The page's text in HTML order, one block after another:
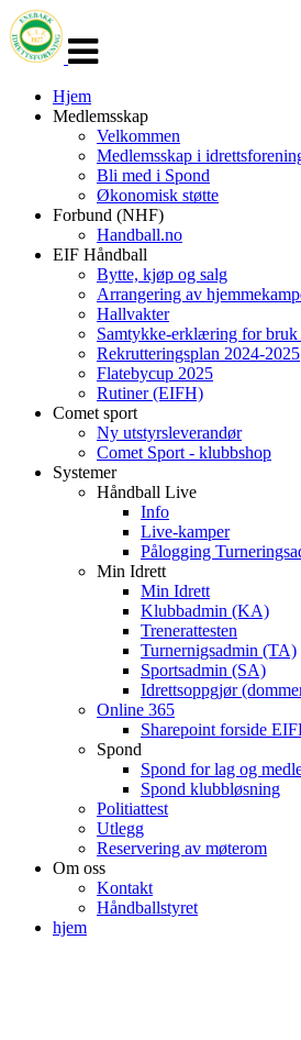
navigasjon
Hjem
Medlemsskap
Velkommen
Medlemsskap i
Bli med i Spond
Økonomisk støtte
Forbund (NHF)
Handball.no
EIF Håndball
Bytte, kjøp og salg
Arrangering av
Hallvakter
Samtykke-erklæring for bruk
Rekrutteringsplan 2024-2025
Flatebycup 2025
Rutiner (EIFH)
Comet sport
Ny utstyrsleverandør
Comet Sport - klubbshop
Systemer
Håndball Live
Info
Live-kamper
Pålogging
Min Idrett
Min Idrett
Klubbadmin (KA)
Trenerattesten
Turnernigsadmin (TA)
Sportsadmin (SA)
Idrettsoppgjør
Online 365
Sharepoint forside
Spond
Spond for lag og
Spond klubbløsning
Politiattest
Utlegg
Reservering av møterom
Om oss
Kontakt
Håndballstyret
hjem